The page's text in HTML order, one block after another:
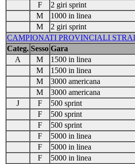
F
2 giri sprint
M
1000 in linea
M
2 giri sprint
CAMPIONATI PROVINCIALI
Categ. Sesso Gara
A
M 1500 in linea
M
1500 in linea
M
3000 americana
M
3000 americana
J
F 500 sprint
F
500 sprint
F
500 sprint
F
5000 in linea
F
5000 in linea
F
5000 in linea